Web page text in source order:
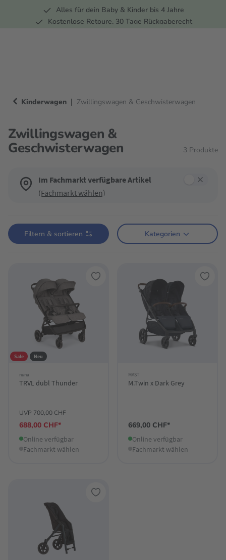
Zur Hauptnavigation springen
Alles für dein Baby & Kinder bis 4 Jahre
Kostenlose Retoure, 30 Tage Rückgaberecht
Kinderwagen | Zwillingswagen & Geschwisterwagen
Zwillingswagen &
Geschwisterwagen
3 Produkte
Im Fachmarkt verfügbare Artikel
(Fachmarkt wählen)
Filtern & sortieren Kategorien
Sale Neu
nuna
TRVL dubl Thunder
UVP 700,00 CHF
688,00 CHF*
Online verfügbar
Fachmarkt wählen
MAST
M.Twin x Dark Grey
669,00 CHF*
Online verfügbar
Fachmarkt wählen